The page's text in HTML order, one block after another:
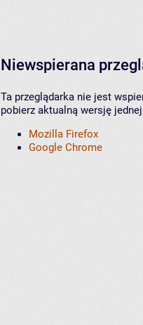
Niewspierana
Ta przeglądarka nie jest
pobierz aktualną wersję
Mozilla Firefox
Google Chrome